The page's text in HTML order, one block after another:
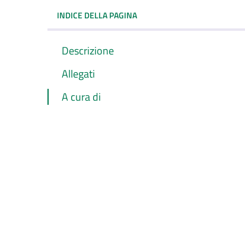
INDICE DELLA PAGINA
Descrizione
Allegati
A cura di